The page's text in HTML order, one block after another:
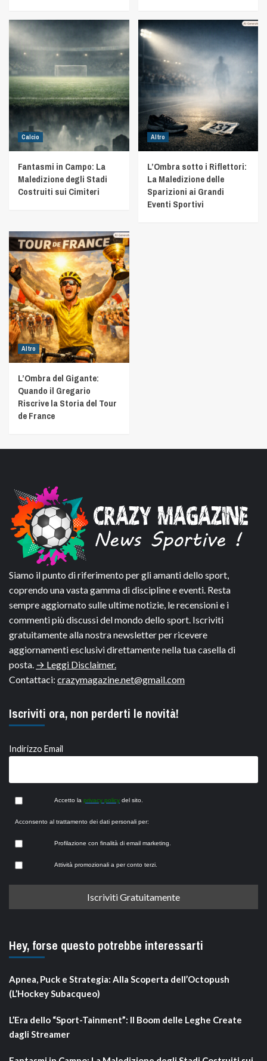
Calcio
Fantasmi in Campo: La
Maledizione degli Stadi
Costruiti sui Cimiteri
Altro
L’Ombra sotto i Riflettori:
La Maledizione delle
Sparizioni ai Grandi
Eventi Sportivi
Altro
L’Ombra del Gigante:
Quando il Gregario
Riscrive la Storia del Tour
de France
Siamo il punto di riferimento per gli amanti dello sport,
coprendo una vasta gamma di discipline e eventi. Resta
sempre aggiornato sulle ultime notizie, le recensioni e i
commenti più discussi del mondo dello sport. Iscriviti
gratuitamente alla nostra newsletter per ricevere
aggiornamenti esclusivi direttamente nella tua casella di
posta. → Leggi Disclaimer.
Contattaci: crazymagazine.net@gmail.com
Iscriviti ora, non perderti le novità!
Indirizzo Email
Accetto la privacy policy del sito.
Acconsento al trattamento dei dati personali per:
Profilazione con finalità di email marketing.
Attività promozionali a per conto terzi.
Hey, forse questo potrebbe interessarti
Apnea, Puck e Strategia: Alla Scoperta dell’Octopush
(L’Hockey Subacqueo)
L’Era dello “Sport-Tainment”: Il Boom delle Leghe Create
dagli Streamer